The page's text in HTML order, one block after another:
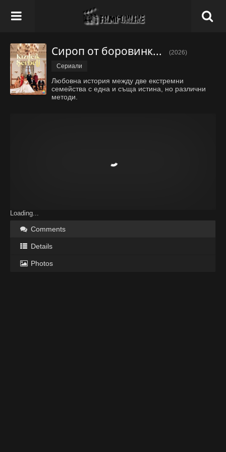
Сироп от боровинки - Епизод 136
(2026)
Сериали
Любовна история между две екстремни
семейства с една и съща истина, но различни
методи.
Loading...
Comments
Details
Photos